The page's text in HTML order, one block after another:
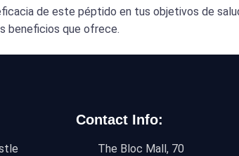
de este péptido en tus objetivos de
beneficios que ofrece.
Contact Info:
The Bloc Mall, 70